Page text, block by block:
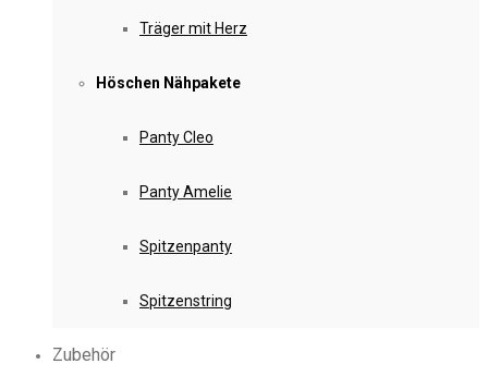
Träger mit Herz
Höschen Nähpakete
Panty Cleo
Panty Amelie
Spitzenpanty
Spitzenstring
Zubehör